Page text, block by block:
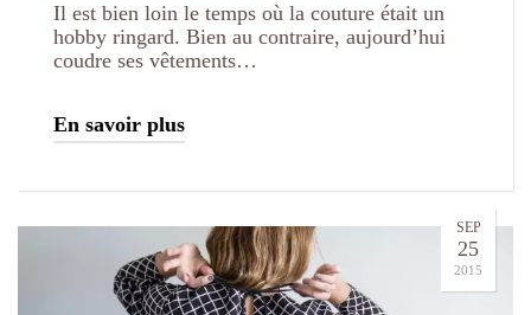
Il est bien loin le temps où la couture était un
hobby ringard. Bien au contraire, aujourd’hui
coudre ses vêtements…
En savoir plus
SEP
25
2015